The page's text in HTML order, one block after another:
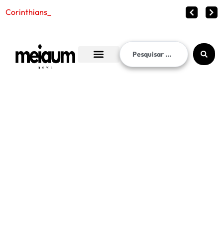
Corinthians vence o Internacional po